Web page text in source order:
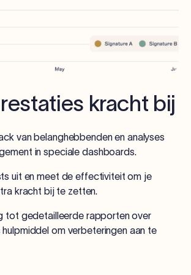
kracht bij
van belanghebbenden en analyses
in speciale dashboards.
uit en meet de effectiviteit om je
kracht bij te zetten.
tot gedetailleerde rapporten over
om verbeteringen aan te